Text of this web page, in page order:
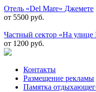
Отель «Del Mare» Джемете
от 5500 руб.
Частный сектор «На
от 1200 руб.
Контакты
Размещение рекламы
Памятка